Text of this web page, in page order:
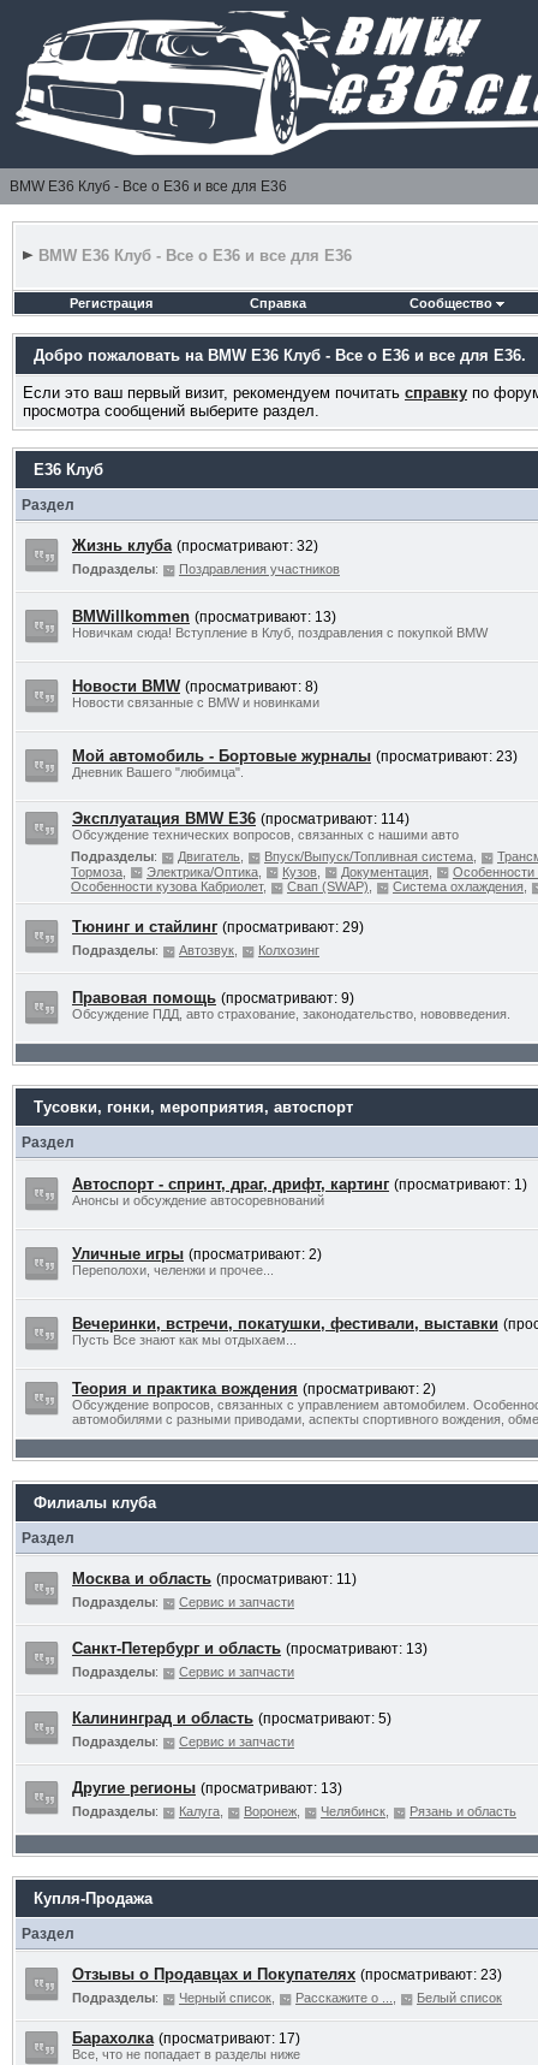
BMW E36 Клуб - Все о Е36 и все для Е36
BMW E36 Клуб - Все о Е36 и все для Е36
Регистрация Справка Сообщество
Добро пожаловать на BMW E36 Клуб - Все о Е36 и все для Е36.
Если это ваш первый визит, рекомендуем почитать справкупо
просмотра сообщений выберите раздел.
E36 Клуб
Раздел
Жизнь клуба (просматривают: 32)
Подразделы: Поздравления участников
BMWillkommen (просматривают: 13)
Новичкам сюда! Вступление в Клуб, поздравления с покупкой BMW
Новости BMW (просматривают: 8)
Новости связанные с BMW и новинками
Мой автомобиль - Бортовые журналы (просматривают: 23)
Дневник Вашего "любимца".
Эксплуатация BMW E36 (просматривают: 114)
Обсуждение технических вопросов, связанных с нашими авто
Подразделы: Двигатель, Впуск/Выпуск/Топливная система,
Тормоза, Электрика/Оптика, Кузов, Документация,
Особенности
Особенности кузова Кабриолет, Свап (SWAP) Система охлаждения,
Тюнинг и стайлинг (просматривают: 29)
Подразделы: Автозвук, Колхозинг
Правовая помощь (просматривают: 9)
Обсуждение ПДД, авто страхование, законодательство, нововведения.
Тусовки, гонки, мероприятия, автоспорт
Раздел
Автоспорт - спринт, драг, дрифт, картинг (просматривают: 1)
Анонсы и обсуждение автосоревнований
Уличные игры (просматривают: 2)
Переполохи, челенжи и прочее...
Вечеринки, встречи, покатушки, фестивали, выставки
Пусть Все знают как мы отдыхаем...
Теория и практика вождения (просматривают: 2)
Обсуждение вопросов, связанных с управлением автомобилем.
автомобилями с разными приводами, аспекты спортивного вождения,
Филиалы клуба
Раздел
Москва и область (просматривают: 11)
Подразделы: Сервис и запчасти
Санкт-Петербург и область (просматривают: 13)
Подразделы: Сервис и запчасти
Калининград и область (просматривают: 5)
Подразделы: Сервис и запчасти
Другие регионы (просматривают: 13)
Подразделы: Калуга, Воронеж, Челябинск, Рязань и область
Купля-Продажа
Раздел
Отзывы о Продавцах и Покупателях (просматривают: 23)
Подразделы: Черный список, Расскажите о ... Белый список
Барахолка (просматривают: 17)
Все, что не попадает в разделы ниже